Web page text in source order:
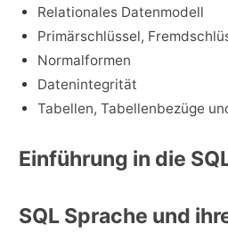
Relationales Datenmodell
Primärschlüssel,
Normalformen
Datenintegrität
Tabellen, Tabellenbezüge
Einführung in die
SQL Sprache und